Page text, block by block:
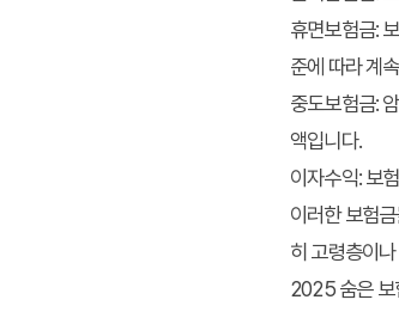
휴면보험금:
준에 따라 계
중도보험금:
액입니다.
이자수익: 보
이러한 보험
히 고령층이
2025 숨은 보